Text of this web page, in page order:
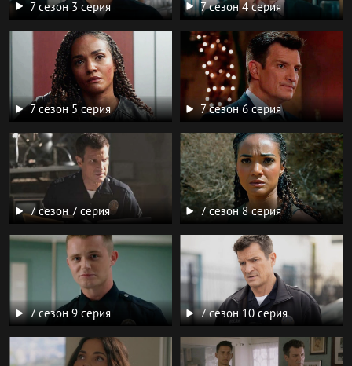
7 сезон 3 серия 7 сезон 4 серия
7 сезон 5 серия 7 сезон 6 серия
7 сезон 7 серия 7 сезон 8 серия
7 сезон 9 серия 7 сезон 10 серия